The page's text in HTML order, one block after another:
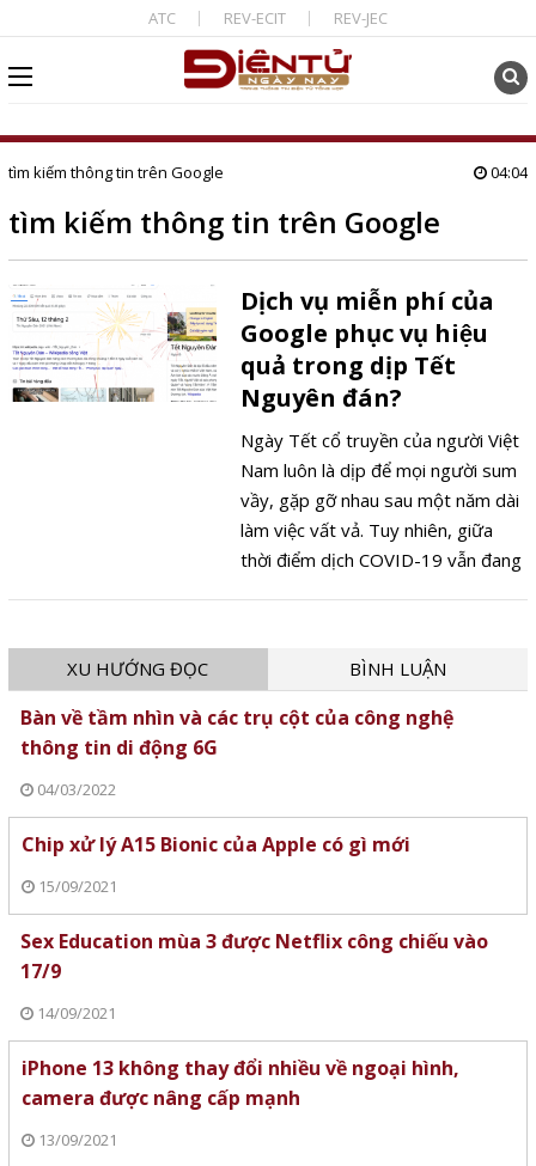
ATC REV-ECIT REV-JEC
tìm kiếm thông tin trên Google 04:04
tìm kiếm thông tin trên Google
Dịch vụ miễn phí của
Google phục vụ hiệu
quả trong dịp Tết
Nguyên đán?
Ngày Tết cổ truyền của người Việt
Nam luôn là dịp để mọi người sum
vầy, gặp gỡ nhau sau một năm dài
làm việc vất vả. Tuy nhiên, giữa
thời điểm dịch COVID-19 vẫn đang
giúp bạn trải nghiệm một mùa Tết
thật lành mạnh nhưng không kém
phần sôi động.
XU HƯỚNG ĐỌC BÌNH LUẬN
Bàn về tầm nhìn và các trụ cột của công nghệ
thông tin di động 6G
04/03/2022
Chip xử lý A15 Bionic của Apple có gì mới
15/09/2021
Sex Education mùa 3 được Netflix công chiếu vào
17/9
14/09/2021
iPhone 13 không thay đổi nhiều về ngoại hình,
camera được nâng cấp mạnh
13/09/2021